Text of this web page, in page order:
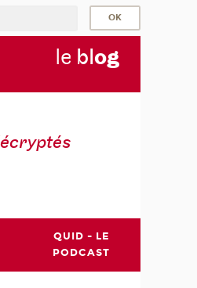
le blog
QUID - LE
PODCAST